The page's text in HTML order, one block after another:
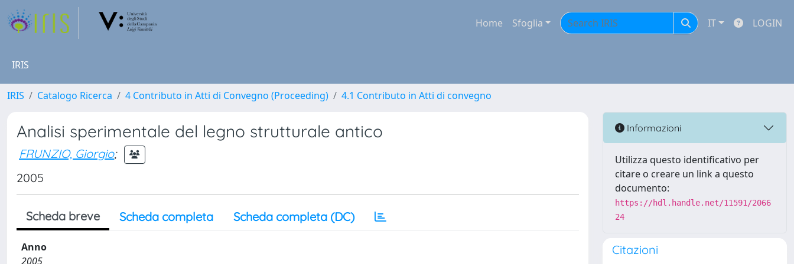
Home Sfoglia IT LOGIN
IRIS
IRIS Catalogo Ricerca 4 Contributo in Atti di Convegno (Proceeding) 4.1 Contributo in Atti di convegno
Analisi sperimentale del legno strutturale antico
FRUNZIO, Giorgio;
2005
Scheda breve Scheda completa Scheda completa (DC)
Anno
2005
Informazioni
Utilizza questo identificativo per
citare o creare un link a questo
documento:
https://hdl.handle.net/11591/2066
24
Citazioni